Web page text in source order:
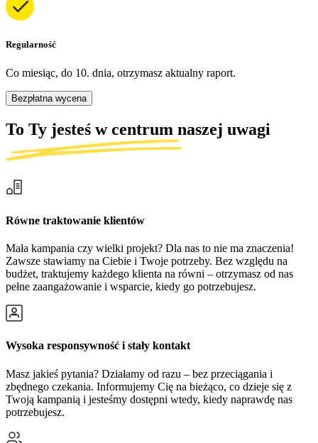
Regularność
Co miesiąc, do 10. dnia, otrzymasz aktualny raport.
Bezpłatna wycena
To Ty jesteś w centrum naszej uwagi
Równe traktowanie klientów
Mała kampania czy wielki projekt? Dla nas to nie ma znaczenia!
Zawsze stawiamy na Ciebie i Twoje potrzeby. Bez względu na
budżet, traktujemy każdego klienta na równi – otrzymasz od nas
pełne zaangażowanie i wsparcie, kiedy go potrzebujesz.
Wysoka responsywność i stały kontakt
Masz jakieś pytania? Działamy od razu – bez przeciągania i
zbędnego czekania. Informujemy Cię na bieżąco, co dzieje się z
Twoją kampanią i jesteśmy dostępni wtedy, kiedy naprawdę nas
potrzebujesz.